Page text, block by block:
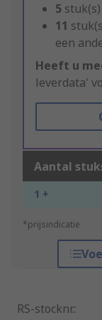
5
11
een
Heeft u
leverdata'
Aantal
1 +
*prijsindicatie
RS-stocknr.: